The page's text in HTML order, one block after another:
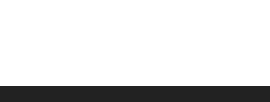
01 juillet 2026 - 20:51